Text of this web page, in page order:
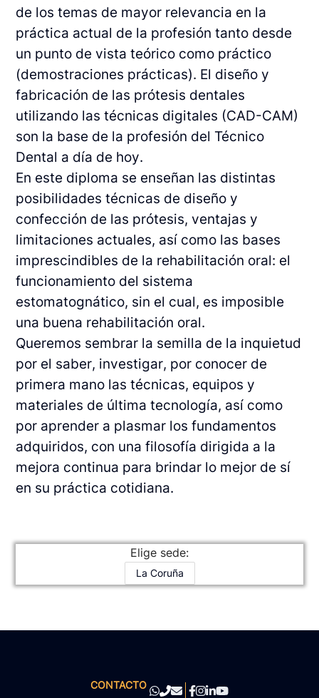
de los temas de mayor relevancia en la
práctica actual de la profesión tanto desde
un punto de vista teórico como práctico
(demostraciones prácticas). El diseño y
fabricación de las prótesis dentales
utilizando las técnicas digitales (CAD-CAM)
son la base de la profesión del Técnico
Dental a día de hoy.
En este diploma se enseñan las distintas
posibilidades técnicas de diseño y
confección de las prótesis, ventajas y
limitaciones actuales, así como las bases
imprescindibles de la rehabilitación oral: el
funcionamiento del sistema
estomatognático, sin el cual, es imposible
una buena rehabilitación oral.
Queremos sembrar la semilla de la inquietud
por el saber, investigar, por conocer de
primera mano las técnicas, equipos y
materiales de última tecnología, así como
por aprender a plasmar los fundamentos
adquiridos, con una filosofía dirigida a la
mejora continua para brindar lo mejor de sí
en su práctica cotidiana.
Elige sede:
La Coruña
CONTACTO